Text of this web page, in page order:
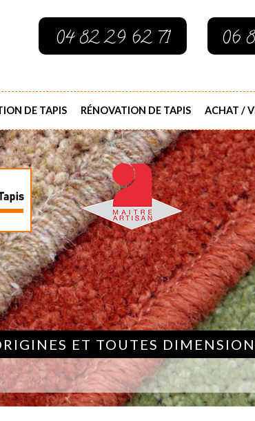
04 82 29 62 71 06
DE TAPIS RÉNOVATION DE TAPIS ACHAT /
ET TOUTES